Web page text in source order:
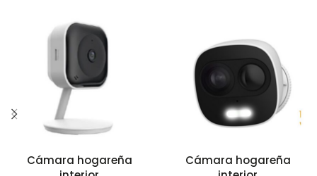
Cámara hogareña
Cámara hogareña